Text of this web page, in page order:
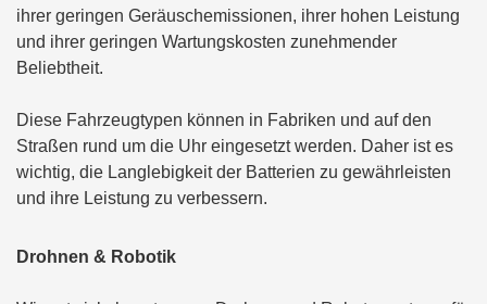
ihrer geringen Geräuschemissionen, ihrer hohen Leistung
und ihrer geringen Wartungskosten zunehmender
Beliebtheit.
Diese Fahrzeugtypen können in Fabriken und auf den
Straßen rund um die Uhr eingesetzt werden. Daher ist es
wichtig, die Langlebigkeit der Batterien zu gewährleisten
und ihre Leistung zu verbessern.
Drohnen & Robotik